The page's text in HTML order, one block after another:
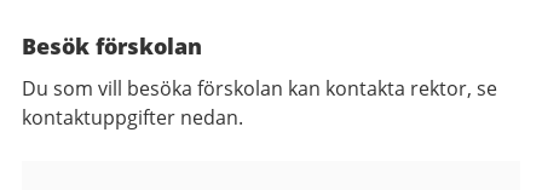
Besök förskolan
Du som vill besöka förskolan kan kontakta rektor, se
kontaktuppgifter nedan.